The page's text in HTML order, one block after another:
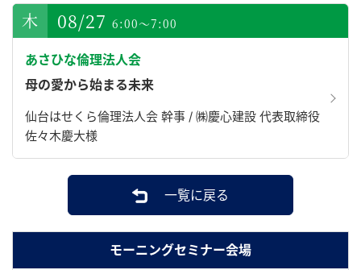
08/27 6:00～7:00
あさひな倫理法人会
母の愛から始まる未来
仙台はせくら倫理法人会 幹事 / ㈱慶心建設 代表取締役
佐々木慶大様
一覧に戻る
モーニングセミナー会場